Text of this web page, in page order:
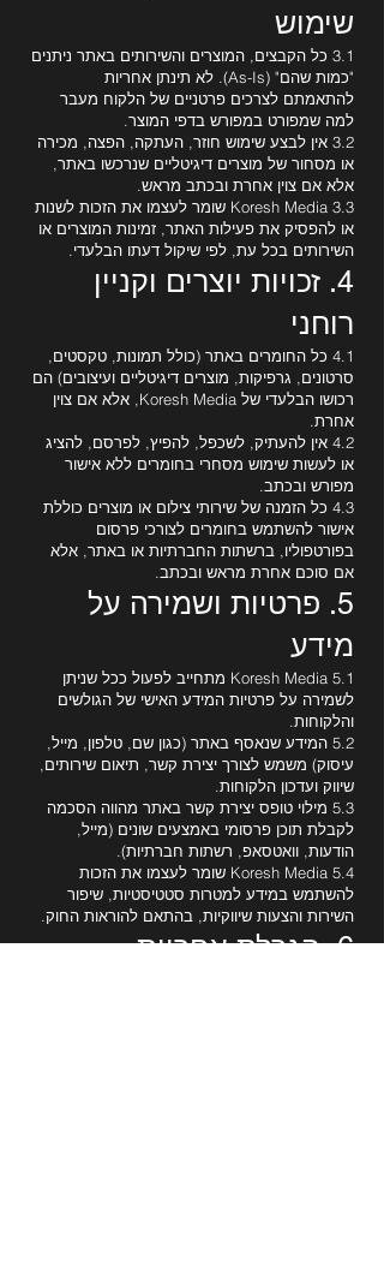
שימוש
3.1 כל הקבצים, המוצרים והשירותים באתר ניתנים
"כמות שהם" (As-Is). לא תינתן אחריות
להתאמתם לצרכים פרטניים של הלקוח מעבר
למה שמפורט במפורש בדפי המוצר.
3.2 אין לבצע שימוש חוזר, העתקה, הפצה, מכירה
או מסחור של מוצרים דיגיטליים שנרכשו באתר,
אלא אם צוין אחרת ובכתב מראש.
3.3 Koresh Media שומר לעצמו את הזכות לשנות
או להפסיק את פעילות האתר, זמינות המוצרים או
השירותים בכל עת, לפי שיקול דעתו הבלעדי.
4. זכויות יוצרים וקניין
רוחני
4.1 כל החומרים באתר (כולל תמונות, טקסטים,
סרטונים, גרפיקות, מוצרים דיגיטליים ועיצובים) הם
רכושו הבלעדי של Koresh Media, אלא אם צוין
אחרת.
4.2 אין להעתיק, לשכפל, להפיץ, לפרסם, להציג
או לעשות שימוש מסחרי בחומרים ללא אישור
מפורש ובכתב.
4.3 כל הזמנה של שירותי צילום או מוצרים כוללת
אישור להשתמש בחומרים לצורכי פרסום
בפורטפוליו, ברשתות החברתיות או באתר, אלא
אם סוכם אחרת מראש ובכתב.
5. פרטיות ושמירה על
מידע
5.1 Koresh Media מתחייב לפעול ככל שניתן
לשמירה על פרטיות המידע האישי של הגולשים
והלקוחות.
5.2 המידע שנאסף באתר (כגון שם, טלפון, מייל,
עיסוק) משמש לצורך יצירת קשר, תיאום שירותים,
שיווק ועדכון הלקוחות.
5.3 מילוי טופס יצירת קשר באתר מהווה הסכמה
לקבלת תוכן פרסומי באמצעים שונים (מייל,
הודעות, וואטסאפ, רשתות חברתיות).
5.4 Koresh Media שומר לעצמו את הזכות
להשתמש במידע למטרות סטטיסטיות, שיפור
השירות והצעות שיווקיות, בהתאם להוראות החוק.
6. הגבלת אחריות